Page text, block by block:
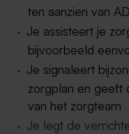
ten aanzien van
Je assisteert je
bijvoorbeeld
Je signaleert
zorgplan en geeft
van het zorgteam
Je legt de